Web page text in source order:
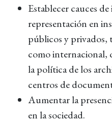
Establecer cauces
representación en
públicos y privados,
como internacional,
la política de los
centros de
Aumentar la
en la sociedad.